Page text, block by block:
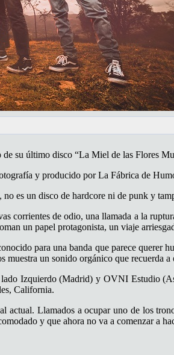
su último disco “La Miel de las Flores
y producido por La Fábrica de
es un disco de hardcore ni de punk y
corrientes de odio, una llamada a la
un papel protagonista, un viaje
para una banda que parece querer
un sonido orgánico que recuerda
Izquierdo (Madrid) y OVNI Estudio
California.
actual. Llamados a ocupar uno de los
y que ahora no va a comenzar a